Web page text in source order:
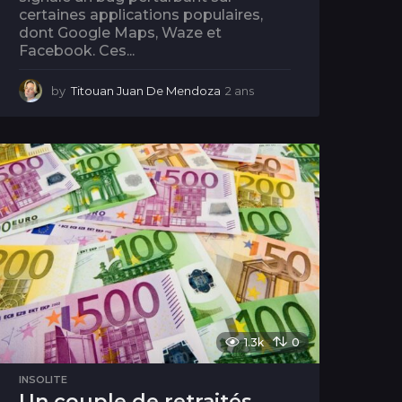
certaines applications populaires,
dont Google Maps, Waze et
Facebook. Ces...
by Titouan Juan De Mendoza 2 ans
s
1.3k 0
INSOLITE